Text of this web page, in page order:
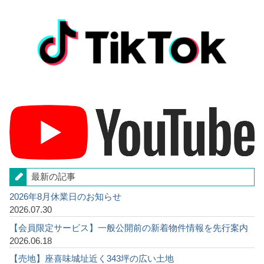
最新の記事
2026年8月休業日のお知らせ
2026.07.30
【会員限定サービス】一般公開前の新着物件情報を先行案内
2026.06.18
【売地】座喜味城址近く343坪の広い土地